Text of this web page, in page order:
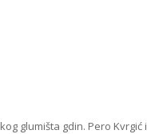
glumišta gdin. Pero Kvrgić i